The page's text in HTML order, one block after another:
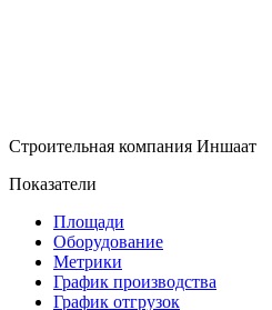
Строительная компания Иншаат
Показатели
Площади
Оборудование
Метрики
График производства
График отгрузок